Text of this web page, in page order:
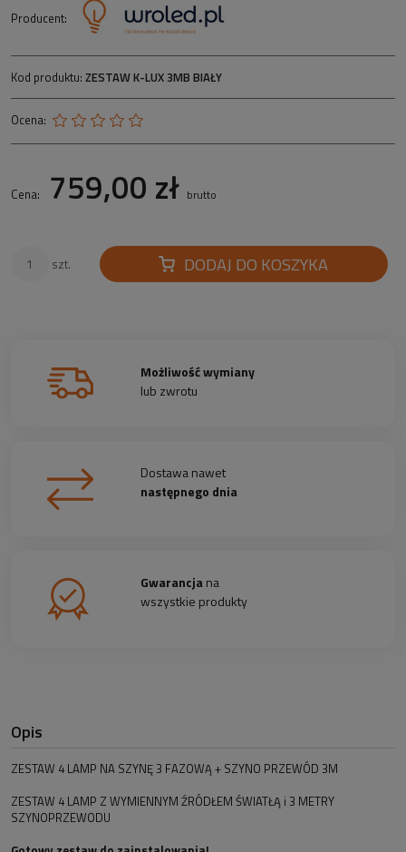
Producent:
Kod produktu: ZESTAW K-LUX 3MB BIAŁY
Ocena:
Cena: 759,00 zł brutto
szt. DODAJ DO KOSZYKA
Możliwość wymiany
lub zwrotu
Dostawa nawet
następnego dnia
Gwarancjana
wszystkie produkty
Opis
ZESTAW 4 LAMP NA SZYNĘ 3 FAZOWĄ + SZYNO PRZEWÓD 3M
ZESTAW 4 LAMP Z WYMIENNYM ŹRÓDŁEM ŚWIATŁĄ i 3 METRY
SZYNOPRZEWODU